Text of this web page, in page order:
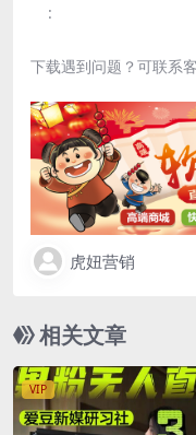
:
下载遇到问题？可联系
虎妞营销
相关文章
VIP